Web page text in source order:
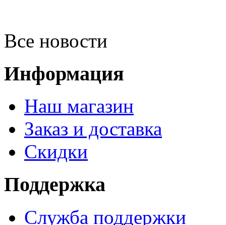
Все новости
Информация
Наш магазин
Заказ и доставка
Скидки
Поддержка
Служба поддержки